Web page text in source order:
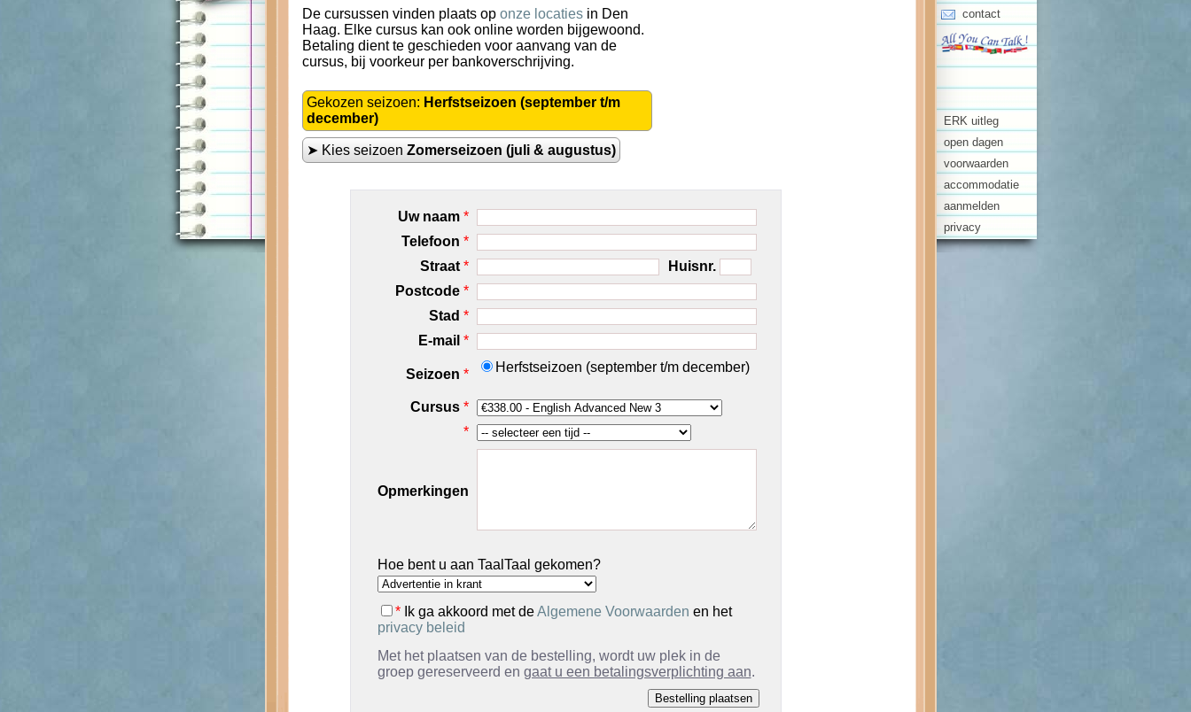
contact
ERK uitleg
open dagen
voorwaarden
accommodatie
aanmelden
privacy
De cursussen vinden plaats op onze locaties in Den
Haag. Elke cursus kan ook online worden bijgewoond.
Betaling dient te geschieden voor aanvang van de
cursus, bij voorkeur per bankoverschrijving.
Gekozen seizoen: Herfstseizoen (september t/m
december)
➤ Kies seizoen Zomerseizoen (juli & augustus)
Uw naam *
Telefoon *
Straat *
Huisnr.
Postcode *
Stad *
E-mail *
Seizoen * Herfstseizoen (september t/m december)
Cursus *
*
Opmerkingen
Hoe bent u aan TaalTaal gekomen?
*Ik ga akkoord met deAlgemene Voorwaarden en het
privacy beleid
Met het plaatsen van de bestelling, wordt uw plek in de
groep gereserveerd en gaat u een betalingsverplichting aan.